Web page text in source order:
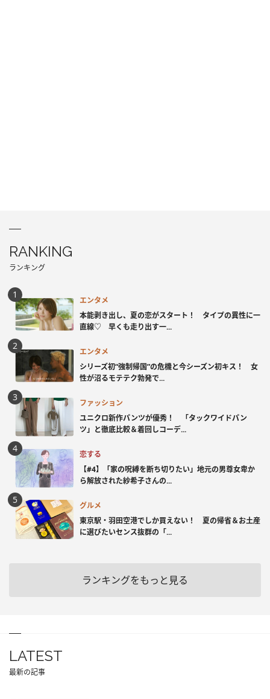
RANKING
ランキング
エンタメ
本能剥き出し、夏の恋がスタート！ タイプの異性に一
直線♡ 早くも走り出す一...
エンタメ
シリーズ初“強制帰国”の危機と今シーズン初キス！ 女
性が沼るモテテク勃発で...
ファッション
ユニクロ新作パンツが優秀！ 「タックワイドパン
ツ」と徹底比較＆着回しコーデ...
恋する
【#4】「家の呪縛を断ち切りたい」地元の男尊女卑か
ら解放された紗希子さんの...
グルメ
東京駅・羽田空港でしか買えない！ 夏の帰省＆お土産
に選びたいセンス抜群の「...
ランキングをもっと見る
LATEST
最新の記事